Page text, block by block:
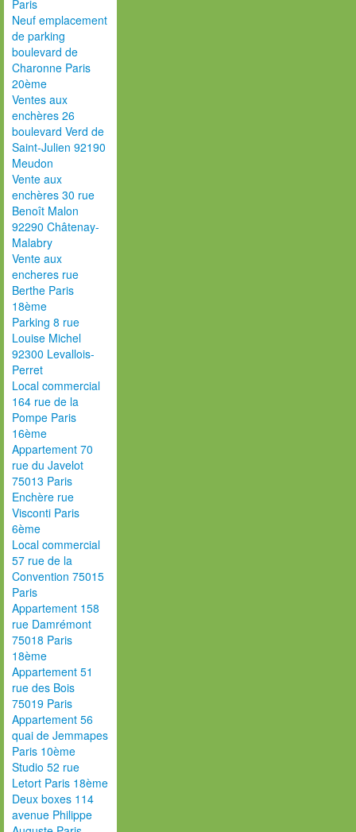
Paris
Neuf emplacement
de parking
boulevard de
Charonne Paris
20ème
Ventes aux
enchères 26
boulevard Verd de
Saint-Julien 92190
Meudon
Vente aux
enchères 30 rue
Benoît Malon
92290 Châtenay-
Malabry
Vente aux
encheres rue
Berthe Paris
18ème
Parking 8 rue
Louise Michel
92300 Levallois-
Perret
Local commercial
164 rue de la
Pompe Paris
16ème
Appartement 70
rue du Javelot
75013 Paris
Enchère rue
Visconti Paris
6ème
Local commercial
57 rue de la
Convention 75015
Paris
Appartement 158
rue Damrémont
75018 Paris
18ème
Appartement 51
rue des Bois
75019 Paris
Appartement 56
quai de Jemmapes
Paris 10ème
Studio 52 rue
Letort Paris 18ème
Deux boxes 114
avenue Philippe